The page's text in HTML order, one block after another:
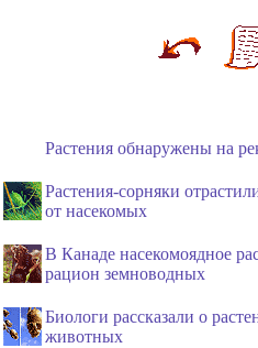
Растения обнаружены на
Растения-сорняки
от насекомых
В Канаде насекомоядное
рацион земноводных
Биологи рассказали о
животных